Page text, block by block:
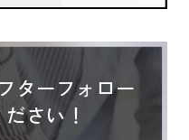
ターフォロー
さい！